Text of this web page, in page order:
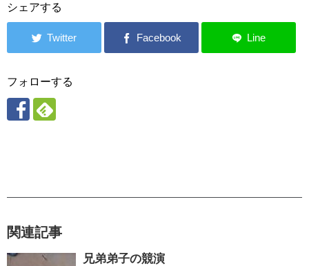
シェアする
フォローする
関連記事
兄弟弟子の競演